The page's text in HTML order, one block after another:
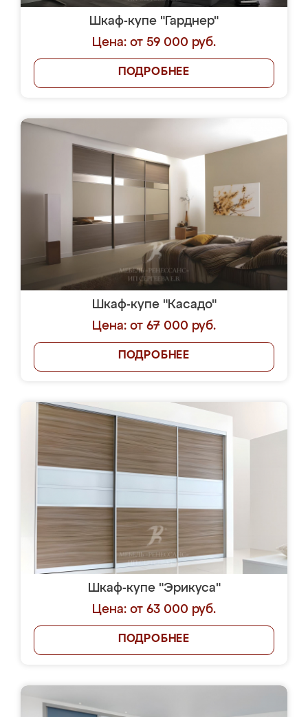
Шкаф-купе "Гарднер"
Цена: от 59 000 руб.
ПОДРОБНЕЕ
Шкаф-купе "Касадо"
Цена: от 67 000 руб.
ПОДРОБНЕЕ
Шкаф-купе "Эрикуса"
Цена: от 63 000 руб.
ПОДРОБНЕЕ